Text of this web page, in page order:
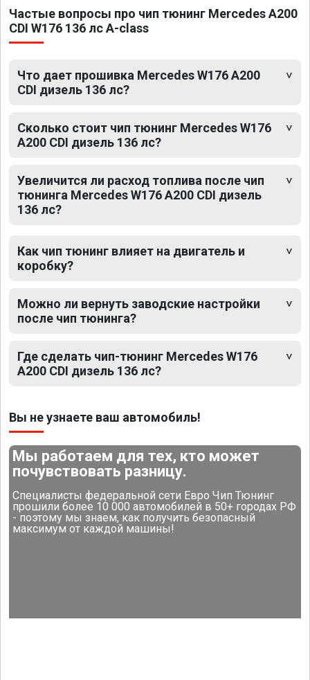
Частые вопросы про чип тюнинг Mercedes A200
CDI W176 136 лс A-class
Что дает прошивка Mercedes W176 A200
CDI дизель 136 лс?
Сколько стоит чип тюнинг Mercedes W176
A200 CDI дизель 136 лс?
Увеличится ли расход топлива после чип
тюнинга Mercedes W176 A200 CDI дизель
136 лс?
Как чип тюнинг влияет на двигатель и
коробку?
Можно ли вернуть заводские настройки
после чип тюнинга?
Где сделать чип-тюнинг Mercedes W176
A200 CDI дизель 136 лс?
Вы не узнаете ваш автомобиль!
Мы работаем для тех, кто может
почувствовать разницу.
Специалисты федеральной сети Евро Чип Тюнинг
прошили более 10 000 автомобилей в 50+ городах РФ
- поэтому мы знаем, как получить безопасный
максимум от каждой машины!